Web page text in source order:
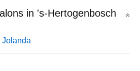
in 's-Hertogenbosch
Jolanda